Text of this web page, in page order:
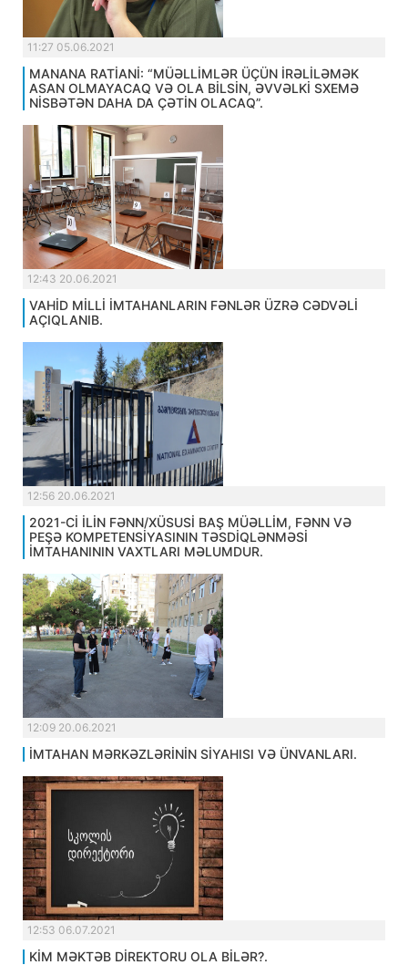
11:27 05.06.2021
MANANA RATİANİ: “MÜƏLLİMLƏR ÜÇÜN İRƏLİLƏMƏK
ASAN OLMAYACAQ VƏ OLA BİLSİN, ƏVVƏLKİ SXEMƏ
NİSBƏTƏN DAHA DA ÇƏTİN OLACAQ”.
12:43 20.06.2021
VAHİD MİLLİ İMTAHANLARIN FƏNLƏR ÜZRƏ CƏDVƏLİ
AÇIQLANIB.
12:56 20.06.2021
2021-Cİ İLİN FƏNN/XÜSUSİ BAŞ MÜƏLLİM, FƏNN VƏ
PEŞƏ KOMPETENSİYASININ TƏSDİQLƏNMƏSİ
İMTAHANININ VAXTLARI MƏLUMDUR.
12:09 20.06.2021
İMTAHAN MƏRKƏZLƏRİNİN SİYAHISI VƏ ÜNVANLARI.
12:53 06.07.2021
KİM MƏKTƏB DİREKTORU OLA BİLƏR?.